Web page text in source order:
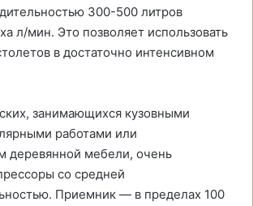
300-500 литров
л/мин. Это позволяет использовать
в достаточно интенсивном
занимающихся кузовными
работами или
деревянной мебели, очень
со средней
Приемник — в пределах 100